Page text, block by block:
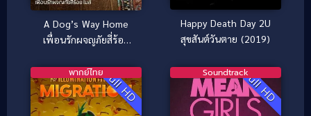
A Dog’s Way Home
เพื่อนรักผจญภัยสี่ร้อย
Happy Death Day 2U
สุขสันต์วันตาย (2019)
Full HD
พากย์ไทย Full HD
Soundtrack